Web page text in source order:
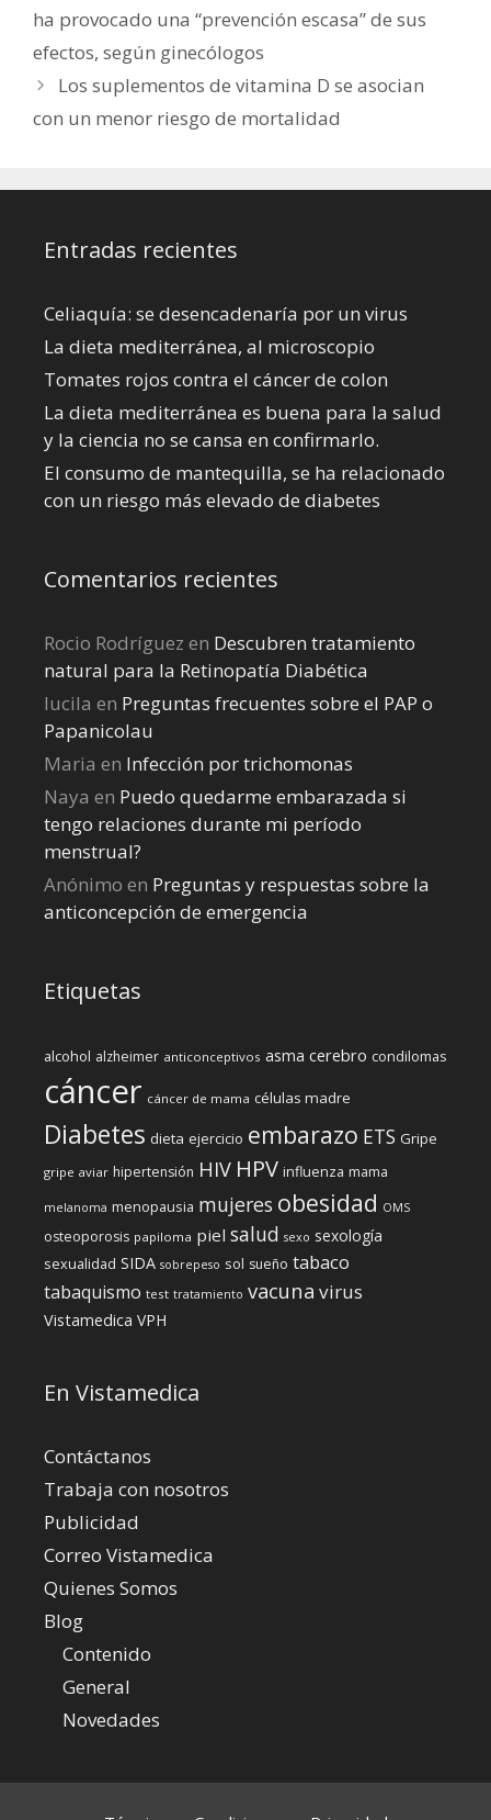
ha provocado una “prevención escasa” de sus
efectos, según ginecólogos
Los suplementos de vitamina D se asocian
con un menor riesgo de mortalidad
Entradas recientes
Celiaquía: se desencadenaría por un virus
La dieta mediterránea, al microscopio
Tomates rojos contra el cáncer de colon
La dieta mediterránea es buena para la salud
y la ciencia no se cansa en confirmarlo.
El consumo de mantequilla, se ha relacionado
con un riesgo más elevado de diabetes
Comentarios recientes
Rocio Rodríguez en Descubren tratamiento
natural para la Retinopatía Diabética
lucila en Preguntas frecuentes sobre el PAP o
Papanicolau
Maria en Infección por trichomonas
Naya en Puedo quedarme embarazada si
tengo relaciones durante mi perí­odo
menstrual?
Anónimo en Preguntas y respuestas sobre la
anticoncepción de emergencia
Etiquetas
alcohol alzheimer anticonceptivos asma cerebro condilomas
cáncer cáncer de mama células madre
Diabetes dieta ejercicio embarazo ETS Gripe
gripe aviar hipertensión HIV HPV influenza mama
melanoma menopausia mujeres obesidad OMS
osteoporosis papiloma piel salud sexo sexología
sexualidad SIDA sobrepeso sol sueño tabaco
tabaquismo test tratamiento vacuna virus
Vistamedica VPH
En Vistamedica
Contáctanos
Trabaja con nosotros
Publicidad
Correo Vistamedica
Quienes Somos
Blog
Contenido
General
Novedades